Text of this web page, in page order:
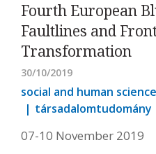
Fourth European
Faultlines and
Transformation
30/10/2019
social and human
társadalomtudomány
07-10 November 2019